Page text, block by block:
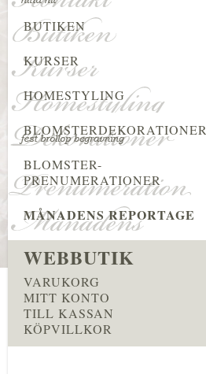
BUTIKEN
KURSER
HOMESTYLING
BLOMSTERDEKORATIONER
BLOMSTER-
PRENUMERATIONER
MÅNADENS REPORTAGE
WEBBUTIK
VARUKORG
MITT KONTO
TILL KASSAN
KÖPVILLKOR